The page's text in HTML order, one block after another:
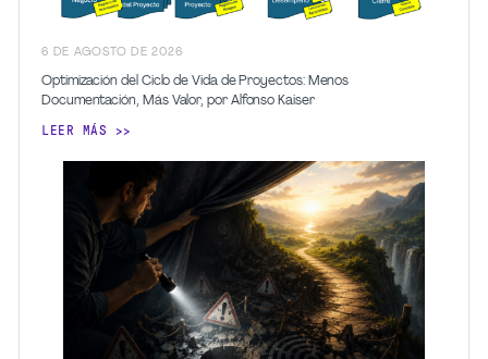
6 DE AGOSTO DE 2026
Optimización del Ciclo de Vida de Proyectos: Menos
Documentación, Más Valor, por Alfonso Kaiser
LEER MÁS